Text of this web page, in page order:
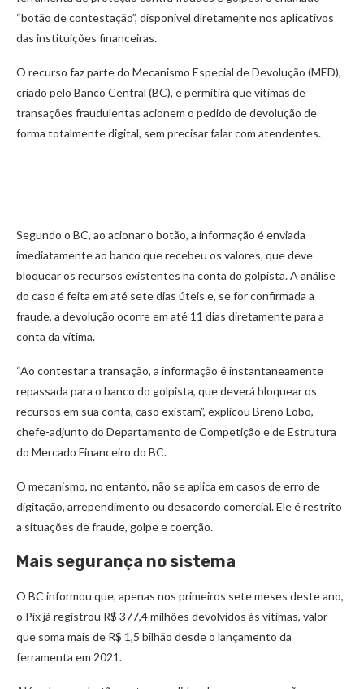
“botão de contestação”, disponível diretamente nos aplicativos
das instituições financeiras.
O recurso faz parte do Mecanismo Especial de Devolução (MED),
criado pelo Banco Central (BC), e permitirá que vítimas de
transações fraudulentas acionem o pedido de devolução de
forma totalmente digital, sem precisar falar com atendentes.
Segundo o BC, ao acionar o botão, a informação é enviada
imediatamente ao banco que recebeu os valores, que deve
bloquear os recursos existentes na conta do golpista. A análise
do caso é feita em até sete dias úteis e, se for confirmada a
fraude, a devolução ocorre em até 11 dias diretamente para a
conta da vítima.
“Ao contestar a transação, a informação é instantaneamente
repassada para o banco do golpista, que deverá bloquear os
recursos em sua conta, caso existam”, explicou Breno Lobo,
chefe-adjunto do Departamento de Competição e de Estrutura
do Mercado Financeiro do BC.
O mecanismo, no entanto, não se aplica em casos de erro de
digitação, arrependimento ou desacordo comercial. Ele é restrito
a situações de fraude, golpe e coerção.
Mais segurança no sistema
O BC informou que, apenas nos primeiros sete meses deste ano,
o Pix já registrou R$ 377,4 milhões devolvidos às vítimas, valor
que soma mais de R$ 1,5 bilhão desde o lançamento da
ferramenta em 2021.